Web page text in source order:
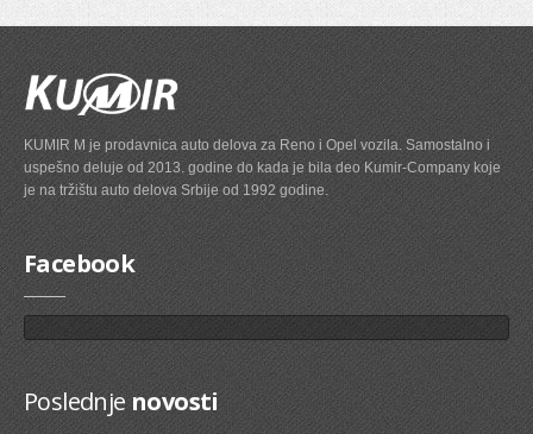
KAROSERIJA
BRANIK
MAGLENKA
PRSKALICA SOFERSAJBNE
MASKA
RETROVIZOR
VEZNI LIM
MIGAVAC
KUMIR M je prodavnica auto delova za Reno i Opel vozila. Samostalno i
uspešno deluje od 2013. godine do kada je bila deo Kumir-Company koje
je na tržištu auto delova Srbije od 1992 godine.
Facebook
Poslednjenovosti